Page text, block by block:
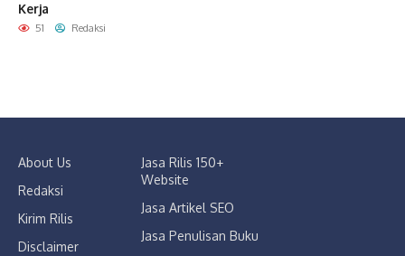
Kerja
51 Redaksi
About Us
Redaksi
Kirim Rilis
Disclaimer
Jasa Rilis 150+
Website
Jasa Artikel SEO
Jasa Penulisan Buku